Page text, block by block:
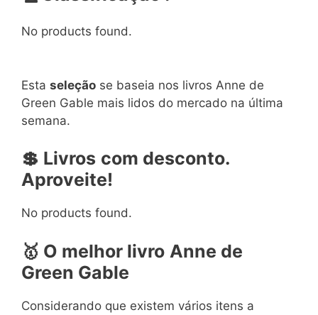
No products found.
Esta seleção se baseia nos livros Anne de
Green Gable mais lidos do mercado na última
semana.
💲 Livros com desconto.
Aproveite!
No products found.
🥇 O melhor livro Anne de
Green Gable
Considerando que existem vários itens a